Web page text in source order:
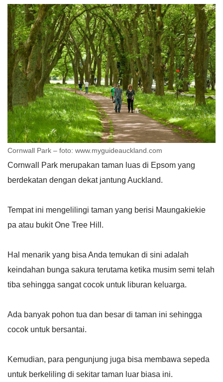
Cornwall Park – foto: www.myguideauckland.com
Cornwall Park merupakan taman luas di Epsom yang
berdekatan dengan dekat jantung Auckland.
Tempat ini mengelilingi taman yang berisi Maungakiekie
pa atau bukit One Tree Hill.
Hal menarik yang bisa Anda temukan di sini adalah
keindahan bunga sakura terutama ketika musim semi telah
tiba sehingga sangat cocok untuk liburan keluarga.
Ada banyak pohon tua dan besar di taman ini sehingga
cocok untuk bersantai.
Kemudian, para pengunjung juga bisa membawa sepeda
untuk berkeliling di sekitar taman luar biasa ini.